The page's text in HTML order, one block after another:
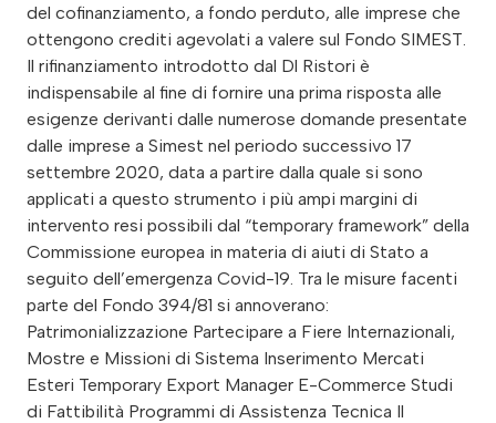
del cofinanziamento, a fondo perduto, alle imprese che
ottengono crediti agevolati a valere sul Fondo SIMEST.
Il rifinanziamento introdotto dal Dl Ristori è
indispensabile al fine di fornire una prima risposta alle
esigenze derivanti dalle numerose domande presentate
dalle imprese a Simest nel periodo successivo 17
settembre 2020, data a partire dalla quale si sono
applicati a questo strumento i più ampi margini di
intervento resi possibili dal “temporary framework” della
Commissione europea in materia di aiuti di Stato a
seguito dell’emergenza Covid-19. Tra le misure facenti
parte del Fondo 394/81 si annoverano:
Patrimonializzazione Partecipare a Fiere Internazionali,
Mostre e Missioni di Sistema Inserimento Mercati
Esteri Temporary Export Manager E-Commerce Studi
di Fattibilità Programmi di Assistenza Tecnica Il